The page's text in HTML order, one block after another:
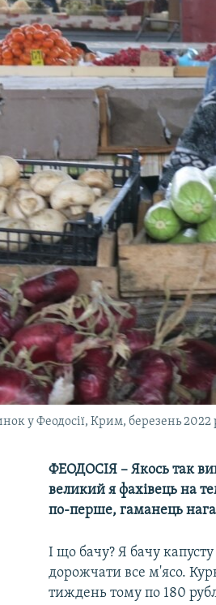
у Феодосії, Крим, березень 2022
ФЕОДОСІЯ – Якось так
великий я фахівець на
по-перше, гаманець
І що бачу? Я бачу
дорожчати все м'ясо.
тиждень тому по 180